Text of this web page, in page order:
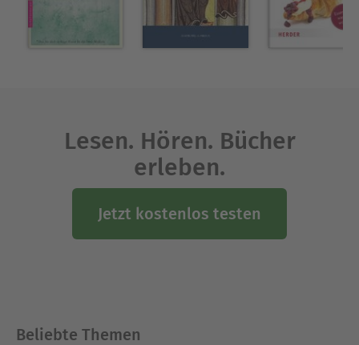
Lesen. Hören. Bücher
erleben.
Jetzt kostenlos testen
Beliebte Themen